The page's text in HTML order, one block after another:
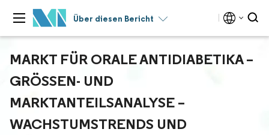
Über diesen Bericht
MARKT FÜR ORALE ANTIDIABETIKA –
GRÖSSEN- UND M
ARKTANTEILSANALYSE – W
ACHSTUMSTRENDS UND P